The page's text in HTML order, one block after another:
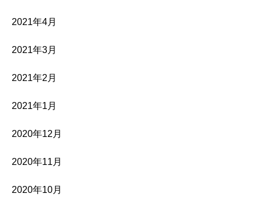
2021年4月
2021年3月
2021年2月
2021年1月
2020年12月
2020年11月
2020年10月